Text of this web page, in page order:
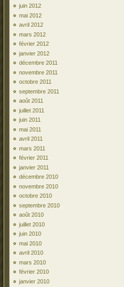
juin 2012
mai 2012
avril 2012
mars 2012
février 2012
janvier 2012
décembre 2011
novembre 2011
octobre 2011
septembre 2011
août 2011
juillet 2011
juin 2011
mai 2011
avril 2011
mars 2011
février 2011
janvier 2011
décembre 2010
novembre 2010
octobre 2010
septembre 2010
août 2010
juillet 2010
juin 2010
mai 2010
avril 2010
mars 2010
février 2010
janvier 2010